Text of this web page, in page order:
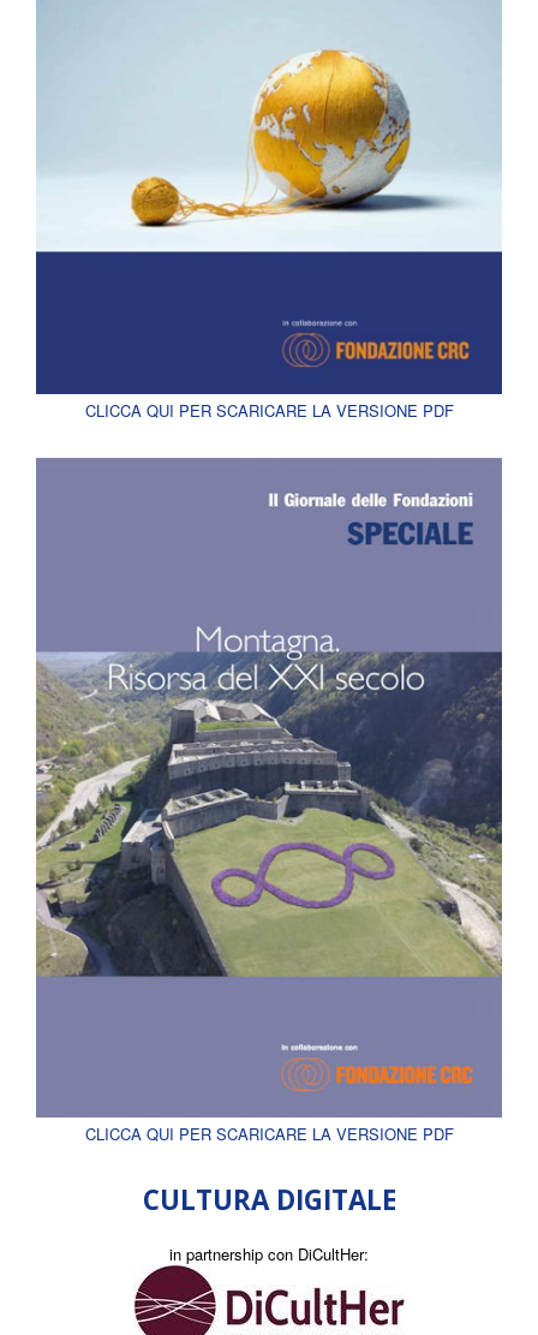
CLICCA QUI PER SCARICARE LA VERSIONE PDF
CLICCA QUI PER SCARICARE LA VERSIONE PDF
CULTURA DIGITALE
in partnership con DiCultHer: